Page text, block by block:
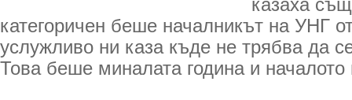
казаха
категоричен беше началникът на УНГ
услужливо ни каза къде не трябва да
Това беше миналата година и началото